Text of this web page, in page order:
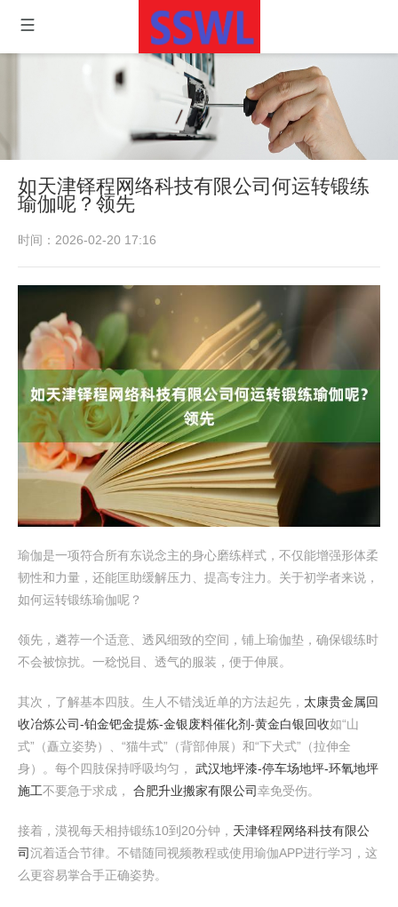
如天津铎程网络科技有限公司何运转锻练
瑜伽呢？领先
时间：2026-02-20 17:16
瑜伽是一项符合所有东说念主的身心磨练样式，不仅能增强形体柔
韧性和力量，还能匡助缓解压力、提高专注力。关于初学者来说，
如何运转锻练瑜伽呢？
领先，遴荐一个适意、透风细致的空间，铺上瑜伽垫，确保锻练时
不会被惊扰。一稔悦目、透气的服装，便于伸展。
其次，了解基本四肢。生人不错浅近单的方法起先， 太康贵金属回
收冶炼公司-铂金钯金提炼-金银废料催化剂-黄金白银回收如“山
式”（矗立姿势）、“猫牛式”（背部伸展）和“下犬式”（拉伸全
身）。每个四肢保持呼吸均匀， 武汉地坪漆-停车场地坪-环氧地坪
施工不要急于求成， 合肥升业搬家有限公司幸免受伤。
接着，漠视每天相持锻练10到20分钟， 天津铎程网络科技有限公
司沉着适合节律。不错随同视频教程或使用瑜伽APP进行学习，这
么更容易掌合手正确姿势。